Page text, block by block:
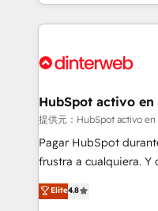
organisations, global
complex use cases 🏆 CRM Implementation,
Onboarding Accredited 🔐 ISO27001 & ISO9001
so selling and
feels easy and pain-free. We are a top
and Customer First
helps the following
improvement &
commercialization,
SaaS, Software Dev &
the United States, EU,
HubSpot activo en
提供元：HubSpot activo en
Pagar HubSpot
frustra a cualquiera. Y
herramienta: es del
implementó. Trabajamos con un catálogo de +80
Elite4.8